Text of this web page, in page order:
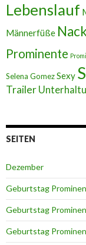
Lebenslauf
Männerfüße
Prominente
Selena GomezSexy
Trailer
SEITEN
Dezember
Geburtstag
Geburtstag
Geburtstag